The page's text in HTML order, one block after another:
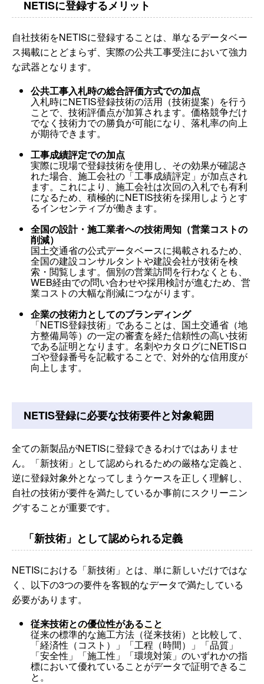
NETISに登録するメリット
自社技術をNETISに登録することは、単なるデータベー
ス掲載にとどまらず、実際の公共工事受注において強力
な武器となります。
公共工事入札時の総合評価方式での加点
入札時にNETIS登録技術の活用（技術提案）を行う
ことで、技術評価点が加算されます。価格競争だけ
でなく技術力での勝負が可能になり、落札率の向上
が期待できます。
工事成績評定での加点
実際に現場で登録技術を使用し、その効果が確認さ
れた場合、施工会社の「工事成績評定」が加点され
ます。これにより、施工会社は次回の入札でも有利
になるため、積極的にNETIS技術を採用しようとす
るインセンティブが働きます。
全国の設計・施工業者への技術周知（営業コストの
削減）
国土交通省の公式データベースに掲載されるため、
全国の建設コンサルタントや建設会社が技術を検
索・閲覧します。個別の営業訪問を行わなくとも、
WEB経由での問い合わせや採用検討が進むため、営
業コストの大幅な削減につながります。
企業の技術力としてのブランディング
「NETIS登録技術」であることは、国土交通省（地
方整備局等）の一定の審査を経た信頼性の高い技術
である証明となります。名刺やカタログにNETISロ
ゴや登録番号を記載することで、対外的な信用度が
向上します。
NETIS登録に必要な技術要件と対象範囲
全ての新製品がNETISに登録できるわけではありませ
ん。「新技術」として認められるための厳格な定義と、
逆に登録対象外となってしまうケースを正しく理解し、
自社の技術が要件を満たしているか事前にスクリーニン
グすることが重要です。
「新技術」として認められる定義
NETISにおける「新技術」とは、単に新しいだけではな
く、以下の3つの要件を客観的なデータで満たしている
必要があります。
従来技術との優位性があること
従来の標準的な施工方法（従来技術）と比較して、
「経済性（コスト）」「工程（時間）」「品質」
「安全性」「施工性」「環境対策」のいずれかの指
標において優れていることがデータで証明できるこ
と。